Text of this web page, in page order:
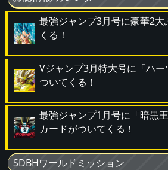
最強ジャンプ3月号に豪華2
くる！
Vジャンプ3月特大号に「ハ
ついてくる！
最強ジャンプ1月号に「暗黒
カードがついてくる！
SDBHワールドミッション